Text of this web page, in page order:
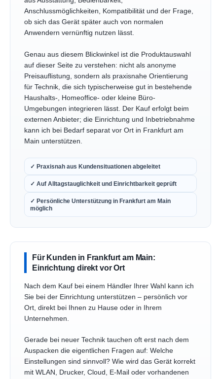
Anschlussmöglichkeiten, Kompatibilität und der Frage,
ob sich das Gerät später auch von normalen
Anwendern vernünftig nutzen lässt.
Genau aus diesem Blickwinkel ist die Produktauswahl
auf dieser Seite zu verstehen: nicht als anonyme
Preisauflistung, sondern als praxisnahe Orientierung
für Technik, die sich typischerweise gut in bestehende
Haushalts-, Homeoffice- oder kleine Büro-
Umgebungen integrieren lässt. Der Kauf erfolgt beim
externen Anbieter; die Einrichtung und Inbetriebnahme
kann ich bei Bedarf separat vor Ort in Frankfurt am
Main unterstützen.
✓ Praxisnah aus Kundensituationen abgeleitet
✓ Auf Alltagstauglichkeit und Einrichtbarkeit geprüft
✓ Persönliche Unterstützung in Frankfurt am Main
möglich
Für Kunden in Frankfurt am Main:
Einrichtung direkt vor Ort
Nach dem Kauf bei einem Händler Ihrer Wahl kann ich
Sie bei der Einrichtung unterstützen – persönlich vor
Ort, direkt bei Ihnen zu Hause oder in Ihrem
Unternehmen.
Gerade bei neuer Technik tauchen oft erst nach dem
Auspacken die eigentlichen Fragen auf: Welche
Einstellungen sind sinnvoll? Wie wird das Gerät korrekt
mit WLAN, Drucker, Cloud, E-Mail oder vorhandenen